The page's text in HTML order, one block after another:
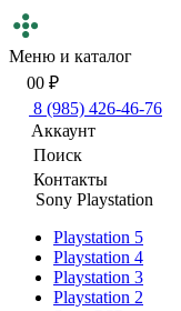
Меню и каталог
00 ₽
8 (985) 426-46-76
Аккаунт
Поиск
Контакты
Sony Playstation
Playstation 5
Playstation 4
Playstation 3
Playstation 2